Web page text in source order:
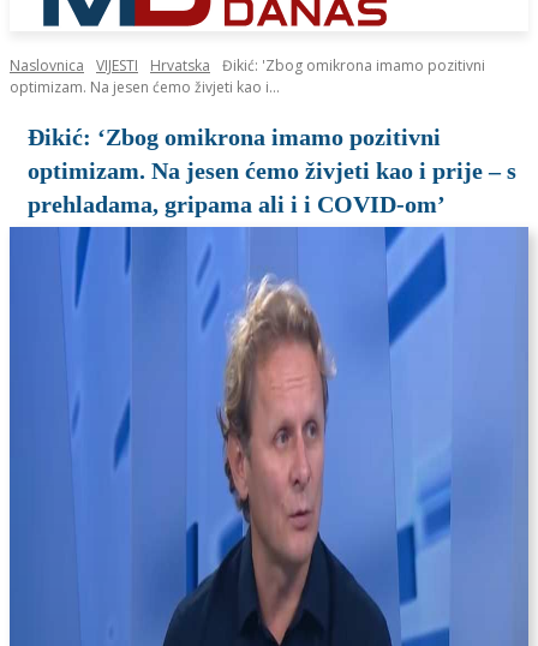
Naslovnica VIJESTI Hrvatska
Đikić: 'Zbog omikrona imamo pozitivni
optimizam. Na jesen ćemo živjeti kao i...
Đikić: ‘Zbog omikrona imamo pozitivni
optimizam. Na jesen ćemo živjeti kao i prije – s
prehladama, gripama ali i i COVID-om’